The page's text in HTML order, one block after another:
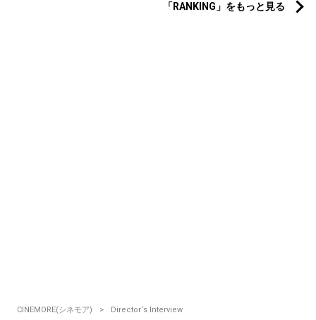
「RANKING」をもっと見る
CINEMORE(シネモア)
Director‘s Interview